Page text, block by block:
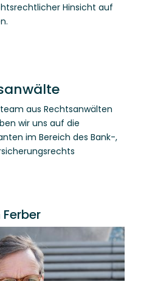
Hinsicht auf
aus Rechtsanwälten
wir uns auf die
im Bereich des Bank-,